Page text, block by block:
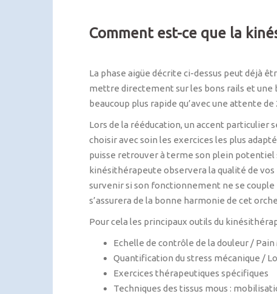
Comment est-ce que la
La phase aigüe décrite ci-dessus peut déjà
mettre directement sur les bons rails et
beaucoup plus rapide qu’avec une attente
Lors de la rééducation, un accent particulier
choisir avec soin les exercices les plus
puisse retrouver à terme son plein potentiel
kinésithérapeute observera la qualité de
survenir si son fonctionnement ne se
s’assurera de la bonne harmonie de cet
Pour cela les principaux outils du
Echelle de contrôle de la douleur /
Quantification du stress mécanique /
Exercices thérapeutiques spécifiques
Techniques des tissus mous :